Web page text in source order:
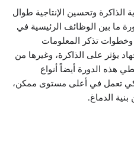
الذاكرة وتحسين الإنتاجية طوال
ما بين الوظائف الرئيسية في
وخطوات تذكر المعلومات
يؤثر على الذاكرة، وغيرها من
هذه الدورة أيضاً أنواع
كي تعمل في أعلى مستوى ممكن،
الدماغ.